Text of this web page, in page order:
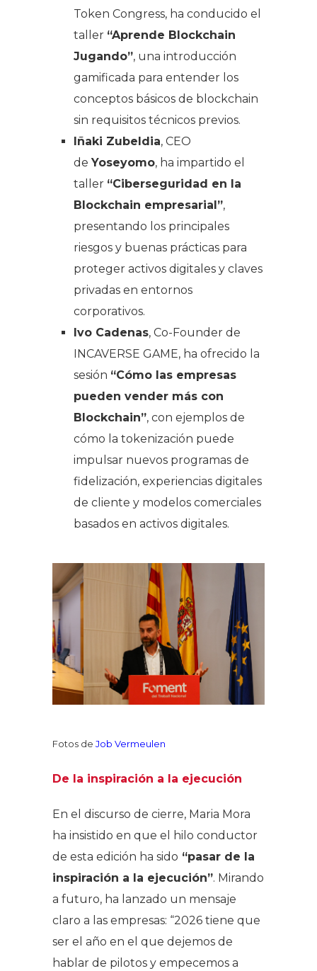
Token Congress, ha conducido el
taller “Aprende Blockchain
Jugando”, una introducción
gamificada para entender los
conceptos básicos de blockchain
sin requisitos técnicos previos.
Iñaki Zubeldia, CEO
de Yoseyomo, ha impartido el
taller “Ciberseguridad en la
Blockchain empresarial”,
presentando los principales
riesgos y buenas prácticas para
proteger activos digitales y claves
privadas en entornos
corporativos.
Ivo Cadenas, Co-Founder de
INCAVERSE GAME, ha ofrecido la
sesión “Cómo las empresas
pueden vender más con
Blockchain”, con ejemplos de
cómo la tokenización puede
impulsar nuevos programas de
fidelización, experiencias digitales
de cliente y modelos comerciales
basados en activos digitales.
Fotos de Job Vermeulen
De la inspiración a la ejecución
En el discurso de cierre, Maria Mora
ha insistido en que el hilo conductor
de esta edición ha sido “pasar de la
inspiración a la ejecución”. Mirando
a futuro, ha lanzado un mensaje
claro a las empresas: “2026 tiene que
ser el año en el que dejemos de
hablar de pilotos y empecemos a